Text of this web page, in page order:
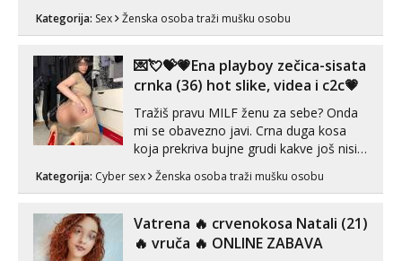
zadovoljiti moje potrebe,ne trazim puno
volim njezan seks i njezne poljupce po
tijelu koji me jako pale,obozavam kad
muskar...
Kategorija: Sex Ženska osoba traži mušku osobu
💌💘💝💗Ena playboy zečica-sisata
crnka (36) hot slike, videa i c2c💗
Tražiš pravu MILF ženu za sebe? Onda
mi se obavezno javi. Crna duga kosa
koja prekriva bujne grudi kakve još nisi
vidio, čista ŠESTICA! A usne? O usnama
bolje da ni ne pričam. Prave pune usne
vjeruj mi, takve još nisi vidio. Uvijek sam
spremna za ONLOINE zabavu...
Kategorija: Cyber sex Ženska osoba traži mušku osobu
Vatrena ‎️‍🔥 crvenokosa Natali (21)
‎️‍🔥 vruča‎ ️‍🔥 ONLINE ZABAVA